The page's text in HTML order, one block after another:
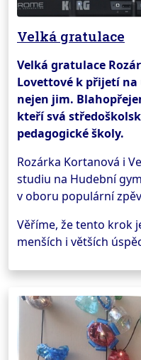
Velká gratulace
Velká gratulace
Lovettové k přijetí na
nejen jim.
kteří svá
pedagogické školy.
Rozárka Kortanová i
studiu na Hudební
v oboru populární
Věříme, že tento krok
menších i větších